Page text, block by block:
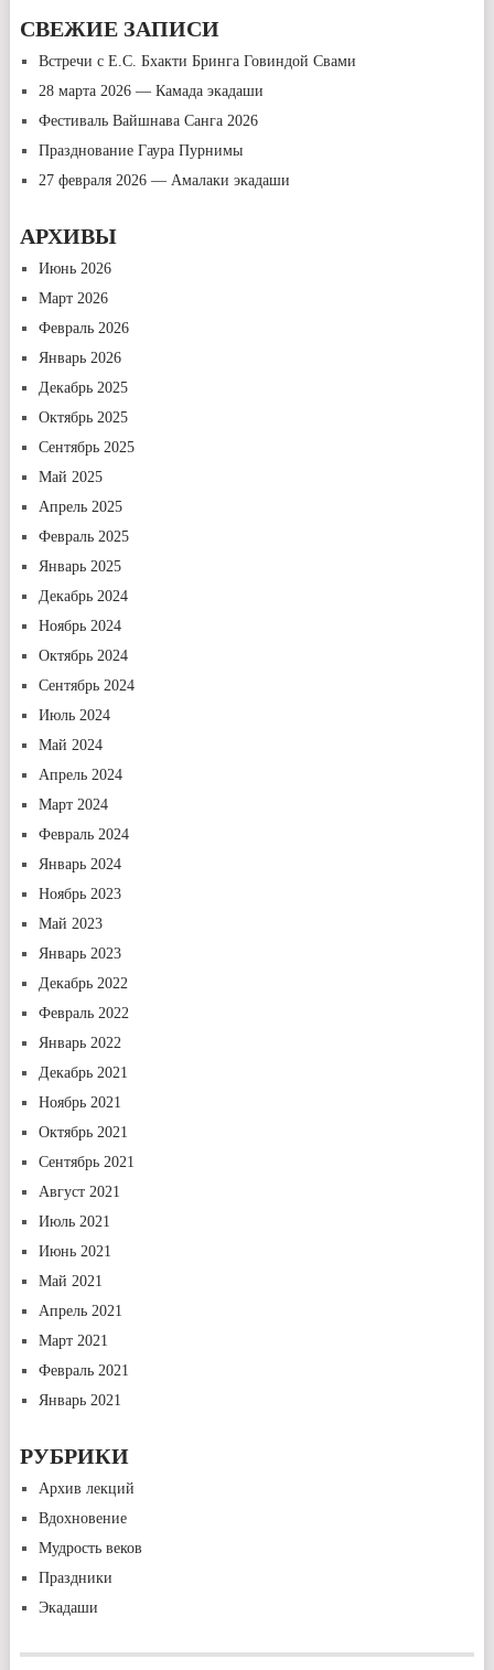
ЗАПИСЯМ
СВЕЖИЕ ЗАПИСИ
Встречи с Е.С. Бхакти Бринга Говиндой Свами
28 марта 2026 — Камада экадаши
Фестиваль Вайшнава Санга 2026
Празднование Гаура Пурнимы
27 февраля 2026 — Амалаки экадаши
АРХИВЫ
Июнь 2026
Март 2026
Февраль 2026
Январь 2026
Декабрь 2025
Октябрь 2025
Сентябрь 2025
Май 2025
Апрель 2025
Февраль 2025
Январь 2025
Декабрь 2024
Ноябрь 2024
Октябрь 2024
Сентябрь 2024
Июль 2024
Май 2024
Апрель 2024
Март 2024
Февраль 2024
Январь 2024
Ноябрь 2023
Май 2023
Январь 2023
Декабрь 2022
Февраль 2022
Январь 2022
Декабрь 2021
Ноябрь 2021
Октябрь 2021
Сентябрь 2021
Август 2021
Июль 2021
Июнь 2021
Май 2021
Апрель 2021
Март 2021
Февраль 2021
Январь 2021
РУБРИКИ
Архив лекций
Вдохновение
Мудрость веков
Праздники
Экадаши